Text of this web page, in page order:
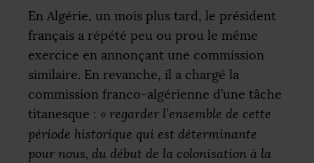
En Algérie, un mois plus tard, le président
français a répété peu ou prou le même
exercice en annonçant une commission
similaire. En revanche, il a chargé la
commission franco-algérienne d’une tâche
titanesque : « regarder l’ensemble de cette
période historique qui est déterminante
pour nous, du début de la colonisation à la